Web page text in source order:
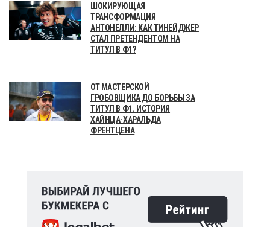
ШОКИРУЮЩАЯ
ТРАНСФОРМАЦИЯ
АНТОНЕЛЛИ: КАК ТИНЕЙДЖЕР
СТАЛ ПРЕТЕНДЕНТОМ НА
ТИТУЛ В Ф1?
ОТ МАСТЕРСКОЙ
ГРОБОВЩИКА ДО БОРЬБЫ ЗА
ТИТУЛ В Ф1. ИСТОРИЯ
ХАЙНЦА-ХАРАЛЬДА
ФРЕНТЦЕНА